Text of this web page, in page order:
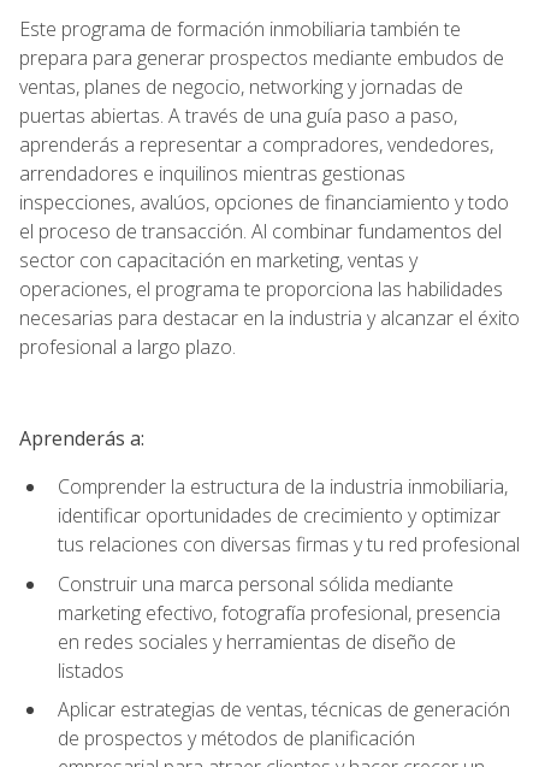
Este programa de formación inmobiliaria también te
prepara para generar prospectos mediante embudos de
ventas, planes de negocio, networking y jornadas de
puertas abiertas. A través de una guía paso a paso,
aprenderás a representar a compradores, vendedores,
arrendadores e inquilinos mientras gestionas
inspecciones, avalúos, opciones de financiamiento y todo
el proceso de transacción. Al combinar fundamentos del
sector con capacitación en marketing, ventas y
operaciones, el programa te proporciona las habilidades
necesarias para destacar en la industria y alcanzar el éxito
profesional a largo plazo.
Aprenderás a:
Comprender la estructura de la industria inmobiliaria,
identificar oportunidades de crecimiento y optimizar
tus relaciones con diversas firmas y tu red profesional
Construir una marca personal sólida mediante
marketing efectivo, fotografía profesional, presencia
en redes sociales y herramientas de diseño de
listados
Aplicar estrategias de ventas, técnicas de generación
de prospectos y métodos de planificación